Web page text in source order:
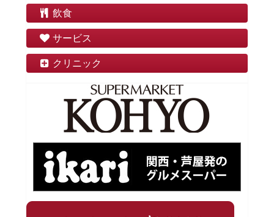
飲食
サービス
クリニック